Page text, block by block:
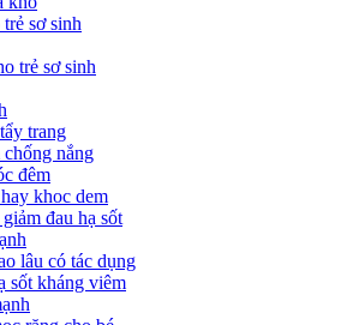
sơ sinh
trẻ sơ sinh
trang
chống nắng
đêm
khoc dem
đau hạ sốt
lâu có tác dụng
sốt kháng viêm